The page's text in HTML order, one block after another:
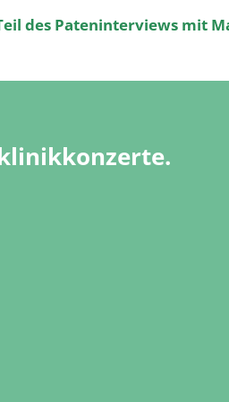
des Pateninterviews mit